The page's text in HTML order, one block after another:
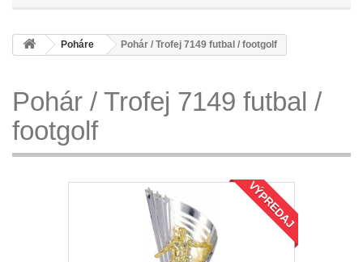
Poháre Pohár / Trofej 7149 futbal / footgolf
Pohár / Trofej 7149 futbal /
footgolf
VÝPREDAJ